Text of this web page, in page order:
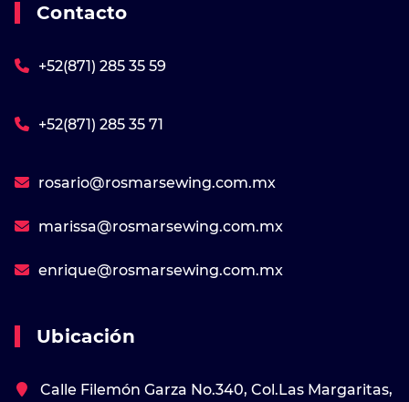
Contacto
+52(871) 285 35 59
+52(871) 285 35 71
rosario@rosmarsewing.com.mx
marissa@rosmarsewing.com.mx
enrique@rosmarsewing.com.mx
Ubicación
Calle Filemón Garza No.340, Col.Las Margaritas,